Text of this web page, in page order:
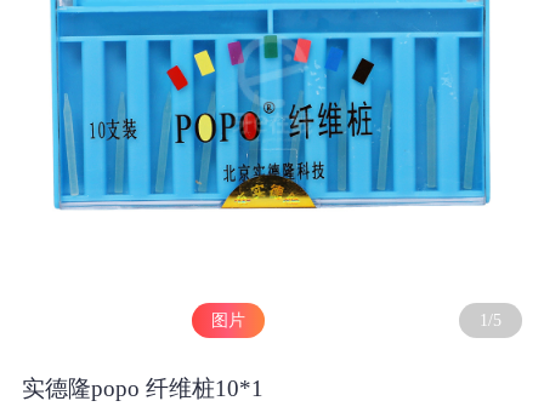
图片 1/5
实德隆popo 纤维桩10*1